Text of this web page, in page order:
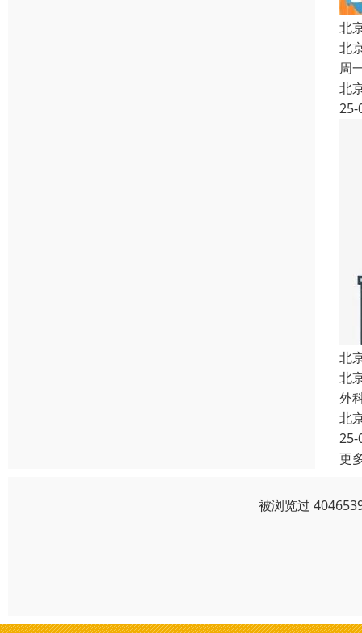
北
北
周
北
25-
北
北
外
北
25-
更
被浏览过